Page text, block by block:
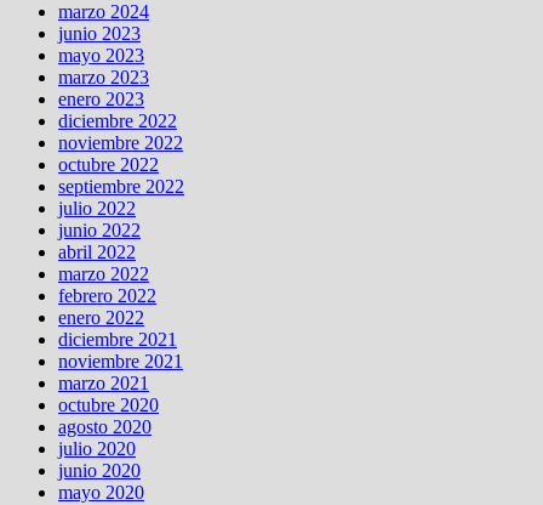
marzo 2024
junio 2023
mayo 2023
marzo 2023
enero 2023
diciembre 2022
noviembre 2022
octubre 2022
septiembre 2022
julio 2022
junio 2022
abril 2022
marzo 2022
febrero 2022
enero 2022
diciembre 2021
noviembre 2021
marzo 2021
octubre 2020
agosto 2020
julio 2020
junio 2020
mayo 2020